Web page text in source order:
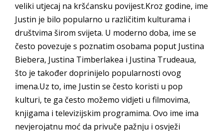
veliki utjecaj na kršćansku povijest.Kroz godine, ime
Justin je bilo popularno u različitim kulturama i
društvima širom svijeta. U moderno doba, ime se
često povezuje s poznatim osobama poput Justina
Biebera, Justina Timberlakea i Justina Trudeaua,
što je također doprinijelo popularnosti ovog
imena.Uz to, ime Justin se često koristi u pop
kulturi, te ga često možemo vidjeti u filmovima,
knjigama i televizijskim programima. Ovo ime ima
nevjerojatnu moć da privuče pažnju i osvježi